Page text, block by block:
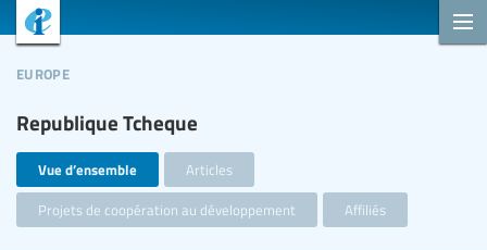
Republique Tcheque
europe
Vue d’ensemble Articles
Projets de coopération au développement Affiliés